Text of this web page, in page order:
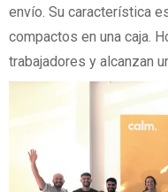
envío. Su característica
compactos en una caja.
trabajadores y alcanzan